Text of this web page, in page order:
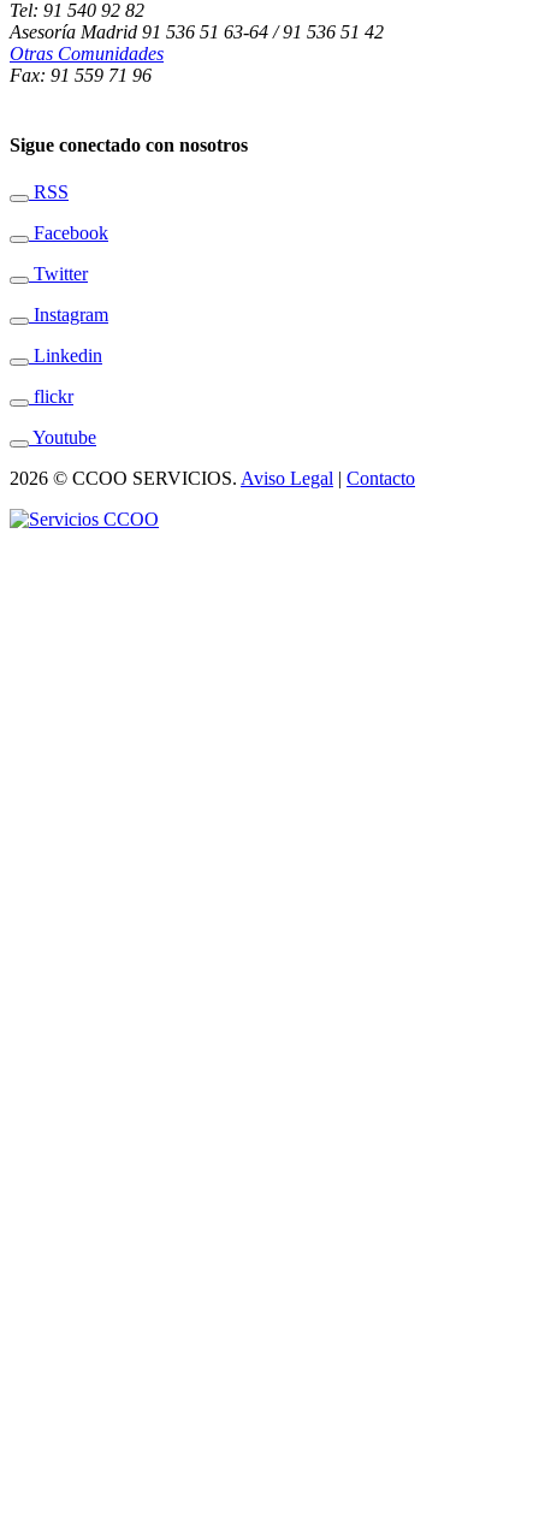
Tel: 91 540 92 82
Asesoría Madrid 91 536 51 63-64 / 91 536 51 42
Otras Comunidades
Fax: 91 559 71 96
Sigue conectado con nosotros
RSS
Facebook
Twitter
Instagram
Linkedin
flickr
Youtube
2026 © CCOO SERVICIOS. Aviso Legal | Contacto